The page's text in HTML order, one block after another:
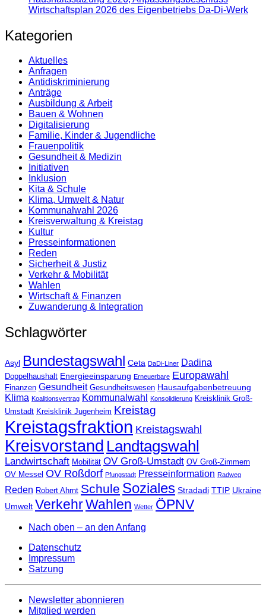
Wirtschaftsplan 2026 des Eigenbetriebs Da-Di-Werk
Kategorien
Aktuelles
Anfragen
Antidiskrimi­nierung
Anträge
Ausbildung & Arbeit
Bauen & Wohnen
Digitalisierung
Familie, Kinder & Jugendliche
Frauenpolitik
Gesundheit & Medizin
Initiativen
Inklusion
Kita & Schule
Klima, Umwelt & Natur
Kommunalwahl 2026
Kreisverwaltung & Kreistag
Kultur
Presse­informationen
Reden
Sicherheit & Justiz
Verkehr & Mobilität
Wahlen
Wirtschaft & Finanzen
Zuwanderung & Integration
Schlagwörter
Asyl Bundestagswahl Ceta DaDi-Liner Dadina
Doppelhaushalt Energieeinsparung Erneuerbare Europawahl
Finanzen Gesundheit Gesundheitswesen Hausaufgabenbetreuung
Klima Koalitionsvertrag Kommunalwahl Konsolidierung Kreisklinik Groß-
Umstadt Kreisklinik Jugenheim Kreistag
Kreistagsfraktion Kreistagswahl
Kreisvorstand Landtagswahl
Landwirtschaft Mobilität OV Groß-Umstadt OV Groß-Zimmern
OV Messel OV Roßdorf Pfungstadt Presseinformation Radweg
Reden Robert Ahrnt Schule Soziales Stradadi TTIP Ukraine
Umwelt VerkehrWahlen Wetter ÖPNV
Nach oben – an den Anfang
Datenschutz
Impressum
Satzung
Newsletter abonnieren
Mitglied werden